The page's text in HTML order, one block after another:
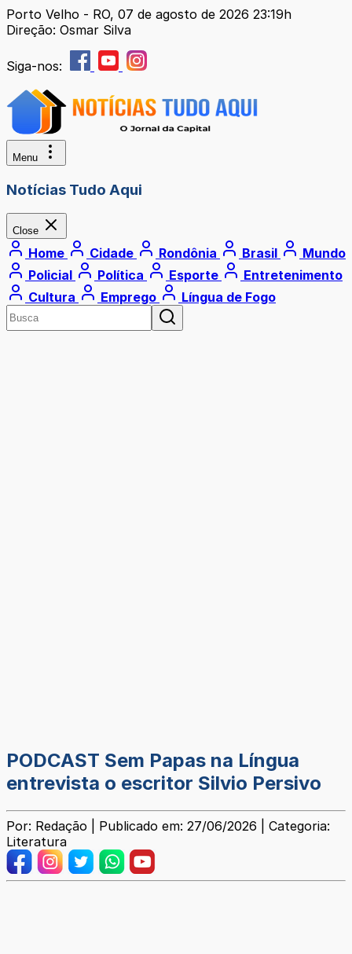
Porto Velho - RO, 07 de agosto de 2026 23:19h
Direção: Osmar Silva
Siga-nos:
Menu
Notícias Tudo Aqui
Close
Home Cidade Rondônia Brasil
Mundo
Policial
Política Esporte
Entretenimento
Cultura
Emprego Língua de Fogo
PODCAST Sem Papas na Língua
entrevista o escritor Silvio Persivo
Por: Redação | Publicado em: 27/06/2026 | Categoria:
Literatura